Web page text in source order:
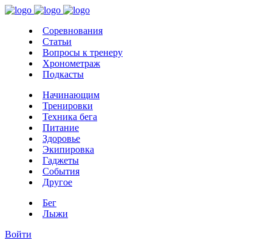
Соревнования
Статьи
Вопросы к тренеру
Хронометраж
Подкасты
Начинающим
Тренировки
Техника бега
Питание
Здоровье
Экипировка
Гаджеты
События
Другое
Бег
Лыжи
Войти